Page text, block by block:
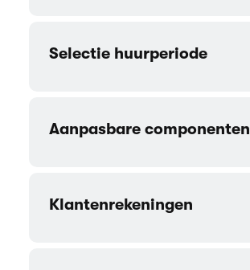
Selectie huurperiode
Aanpasbare componenten
Klantenrekeningen